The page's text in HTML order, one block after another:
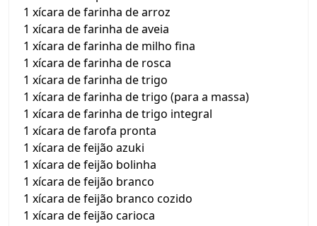
1 xícara de farinha de arroz
1 xícara de farinha de aveia
1 xícara de farinha de milho fina
1 xícara de farinha de rosca
1 xícara de farinha de trigo
1 xícara de farinha de trigo (para a massa)
1 xícara de farinha de trigo integral
1 xícara de farofa pronta
1 xícara de feijão azuki
1 xícara de feijão bolinha
1 xícara de feijão branco
1 xícara de feijão branco cozido
1 xícara de feijão carioca